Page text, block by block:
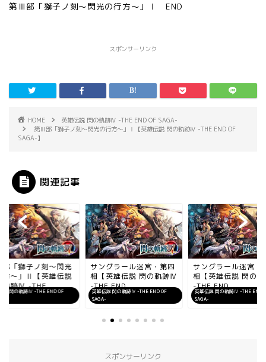
第Ⅲ部「獅子ノ刻～閃光の行方～」Ⅰ END
スポンサーリンク
HOME
英雄伝説 閃の軌跡Ⅳ -THE END OF SAGA-
第Ⅲ部「獅子ノ刻～閃光の行方～」Ⅰ【英雄伝説 閃の軌跡Ⅳ -THE END OF
SAGA-】
関連記事
説 閃の軌跡Ⅳ -THE END OF
「獅子ノ刻～閃光
方～」Ⅱ【英雄伝説
軌跡Ⅳ -THE...
英雄伝説 閃の軌跡Ⅳ -THE END OF
SAGA-
サングラール迷宮・第四
相【英雄伝説 閃の軌跡Ⅳ
-THE END ...
英雄伝説 閃の軌跡Ⅳ -THE END
SAGA-
サングラール迷宮・
相【英雄伝説 閃の
-THE END ...
スポンサーリンク
ホーム